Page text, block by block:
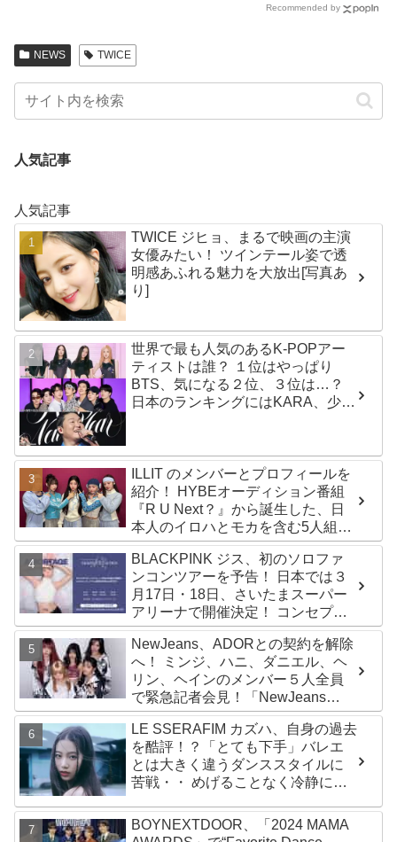
Recommended by
NEWS TWICE
人気記事
人気記事
TWICE ジヒョ、まるで映画の主演
女優みたい！ ツインテール姿で透
明感あふれる魅力を大放出[写真あ
り]
世界で最も人気のあるK-POPアー
ティストは誰？ １位はやっぱり
BTS、気になる２位、３位は…？
日本のランキングにはKARA、少女
ILLIT のメンバーとプロフィールを
紹介！ HYBEオーディション番組
『R U Next？』から誕生した、日
本人のイロハとモカを含む5人組ガ
ールズグループ！ デビュー曲
「Magnetic」がいきなりの大ヒッ
ト
BLACKPINK ジス、初のソロファ
ンコンツアーを予告！ 日本では３
月17日・18日、さいたまスーパー
アリーナで開催決定！ コンセプト
は“愛のカケラ”！？ 14日には新ア
ルバム『AMORTAGE』もリリース
NewJeans、ADORとの契約を解除
へ！ ミンジ、ハニ、ダニエル、ヘ
リン、ヘインのメンバー５人全員
で緊急記者会見！「NewJeans
never dies!」と微笑みの宣言！
ADOR側、2029年まで契約有効と
主張
LE SSERAFIM カズハ、自身の過去
を酷評！？「とても下手」バレエ
とは大きく違うダンススタイルに
苦戦・・ めげることなく冷静に努
BOYNEXTDOOR、「2024 MAMA